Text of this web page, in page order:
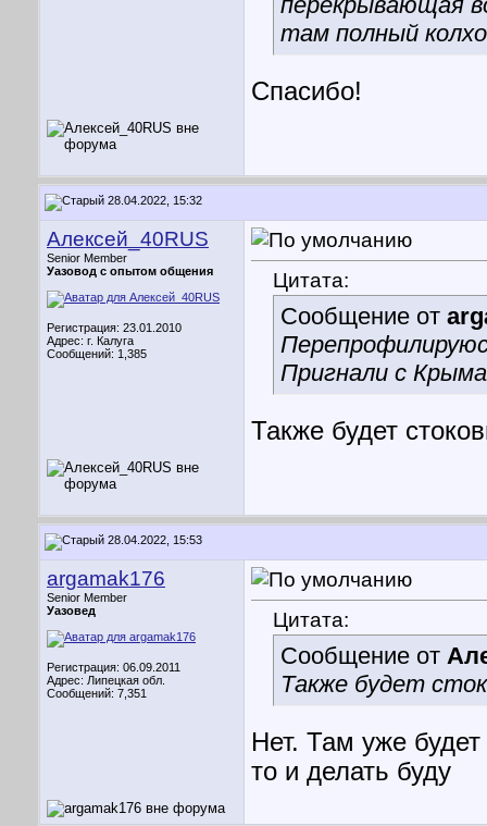
там полный
Спасибо!
28.04.2022, 15:32
Алексей_40RUS
Senior Member
Уазовод с опытом общения
Регистрация: 23.01.2010
Адрес: г. Калуга
Сообщений: 1,385
Цитата:
Сообщение от
Пригнали с
Также будет
28.04.2022, 15:53
argamak176
Senior Member
Уазовед
Регистрация: 06.09.2011
Адрес: Липецкая обл.
Сообщений: 7,351
Цитата:
Сообщение от
Также будет
Нет. Там уже
то и делать буду